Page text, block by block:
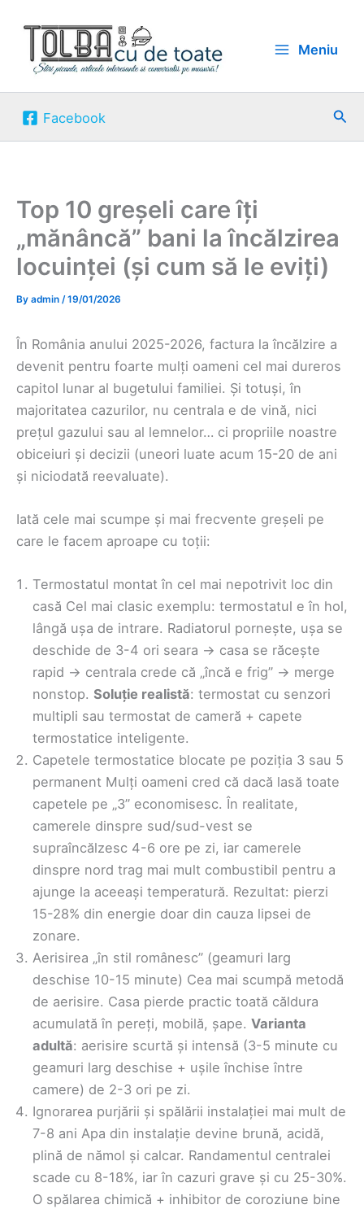
content
Meniu
Facebook
Top 10 greșeli care îți
„mănâncă” bani la încălzirea
locuinței (și cum să le eviți)
By admin /19/01/2026
În România anului 2025-2026, factura la încălzire a
devenit pentru foarte mulți oameni cel mai dureros
capitol lunar al bugetului familiei. Și totuși, în
majoritatea cazurilor, nu centrala e de vină, nici
prețul gazului sau al lemnelor… ci propriile noastre
obiceiuri și decizii (uneori luate acum 15-20 de ani
și niciodată reevaluate).
Iată cele mai scumpe și mai frecvente greșeli pe
care le facem aproape cu toții:
Termostatul montat în cel mai nepotrivit loc din
casă Cel mai clasic exemplu: termostatul e în hol,
lângă ușa de intrare. Radiatorul pornește, ușa se
deschide de 3-4 ori seara → casa se răcește
rapid → centrala crede că „încă e frig” → merge
nonstop. Soluție realistă: termostat cu senzori
multipli sau termostat de cameră + capete
termostatice inteligente.
Capetele termostatice blocate pe poziția 3 sau 5
permanent Mulți oameni cred că dacă lasă toate
capetele pe „3” economisesc. În realitate,
camerele dinspre sud/sud-vest se
supraîncălzesc 4-6 ore pe zi, iar camerele
dinspre nord trag mai mult combustibil pentru a
ajunge la aceeași temperatură. Rezultat: pierzi
15-28% din energie doar din cauza lipsei de
zonare.
Aerisirea „în stil românesc” (geamuri larg
deschise 10-15 minute) Cea mai scumpă metodă
de aerisire. Casa pierde practic toată căldura
acumulată în pereți, mobilă, șape. Varianta
adultă: aerisire scurtă și intensă (3-5 minute cu
geamuri larg deschise + ușile închise între
camere) de 2-3 ori pe zi.
Ignorarea purjării și spălării instalației mai mult de
7-8 ani Apa din instalație devine brună, acidă,
plină de nămol și calcar. Randamentul centralei
scade cu 8-18%, iar în cazuri grave și cu 25-30%.
O spălarea chimică + inhibitor de coroziune bine